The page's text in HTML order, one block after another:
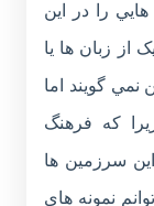
را در اين
از زبان ها يا
گويند اما
که فرهنگ
سرزمين ها
نمونه هاي